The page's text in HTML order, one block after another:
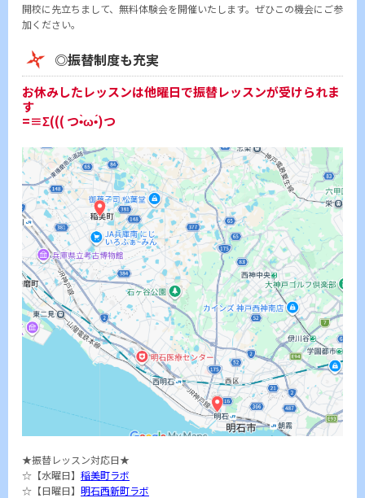
開校に先立ちまして、無料体験会を開催いたします。ぜひこの機会にご参
加ください。
◎振替制度も充実
お休みしたレッスンは他曜日で振替レッスンが受けられま
す
=≡Σ((( つ•̀ω•́)つ
★振替レッスン対応日★
☆【水曜日】 稲美町ラボ
☆【日曜日】 明石西新町ラボ